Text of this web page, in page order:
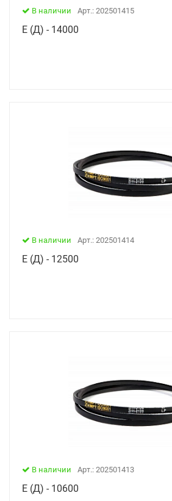
В наличии Арт.: 202501415
Е (Д) - 14000
В наличии Арт.: 202501414
Е (Д) - 12500
В наличии Арт.: 202501413
Е (Д) - 10600